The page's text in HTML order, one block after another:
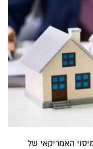
האמריקאי של